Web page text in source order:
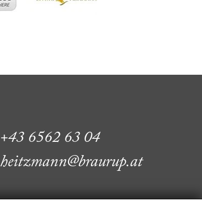
+43 6562 63 04
heitzmann@braurup.at